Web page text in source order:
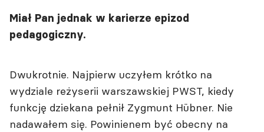
Miał Pan jednak w karierze epizod
pedagogiczny.
Dwukrotnie. Najpierw uczyłem krótko na
wydziale reżyserii warszawskiej PWST, kiedy
funkcję dziekana pełnił Zygmunt Hübner. Nie
nadawałem się. Powinienem być obecny na